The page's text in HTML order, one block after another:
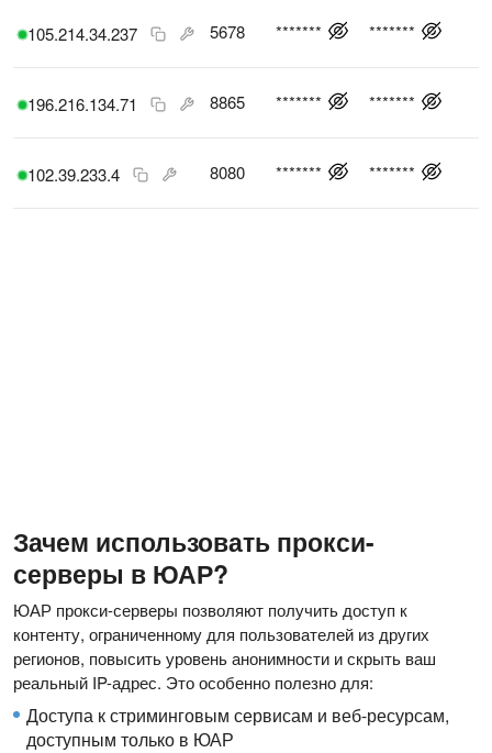
105.214.34.237 5678 ******* *******
196.216.134.71 8865 ******* *******
102.39.233.4 8080 ******* *******
Зачем использовать прокси-
серверы в ЮАР?
ЮАР прокси-серверы позволяют получить доступ к
контенту, ограниченному для пользователей из других
регионов, повысить уровень анонимности и скрыть ваш
реальный IP-адрес. Это особенно полезно для:
Доступа к стриминговым сервисам и веб-ресурсам,
доступным только в ЮАР